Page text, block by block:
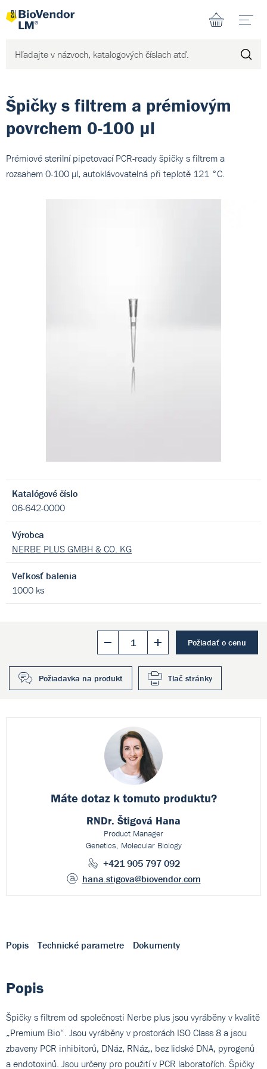
Špičky s filtrem a prémiovým
povrchem 0-100 µl
Prémiové sterilní pipetovací PCR-ready špičky s filtrem a
rozsahem 0-100 µl, autoklávovatelná při teplotě 121 °C.
Katalógové číslo
06-642-0000
Výrobca
NERBE PLUS GMBH & CO. KG
Veľkosť balenia
1000 ks
Požiadať o cenu
Požiadavka na produkt Tlač stránky
Máte dotaz k tomuto produktu?
RNDr. Štigová Hana
Product Manager
Genetics, Molecular Biology
+421 905 797 092
hana.stigova@biovendor.com
Popis Technické parametre Dokumenty
Popis
Špičky s filtrem od společnosti Nerbe plus jsou vyráběny v kvalitě
„Premium Bio“. Jsou vyráběny v prostorách ISO Class 8 a jsou
zbaveny PCR inhibitorů, DNáz, RNáz,, bez lidské DNA, pyrogenů
a endotoxinů. Jsou určeny pro použití v PCR laboratořích. Špičky